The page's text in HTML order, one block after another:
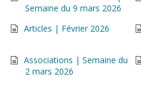
Semaine du 9 mars 2026
Articles | Février 2026
Associations | Semaine du
2 mars 2026